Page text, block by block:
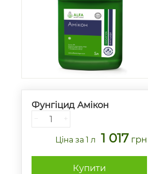
Фунгіцид Амікон
− +
Ціна за 1 л 1 017 грн
Купити